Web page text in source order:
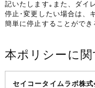
記いたします｡また、ダイ
停止･変更したい場合は、
簡単に停止することができ
本ポリシーに
セイコータイムラボ株式